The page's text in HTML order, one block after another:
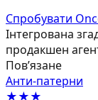
Спробувати
Інтегрована
продакшен
Повʼязане
Анти‑патерни
★★★